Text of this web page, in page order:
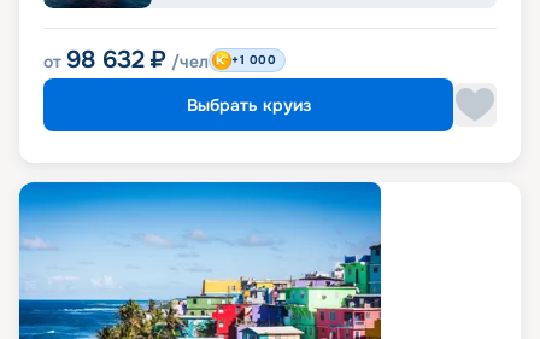
от 98 632 ₽ /чел +1 000
Выбрать круиз